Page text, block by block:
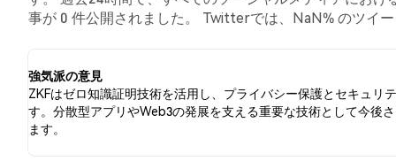
事が 0 件公開されました。 Twitterでは、NaN% のツイ
強気派の意見
ZKFはゼロ知識証明技術を活用し、プライバシー保護とセキュリ
す。分散型アプリやWeb3の発展を支える重要な技術として今後
ます。